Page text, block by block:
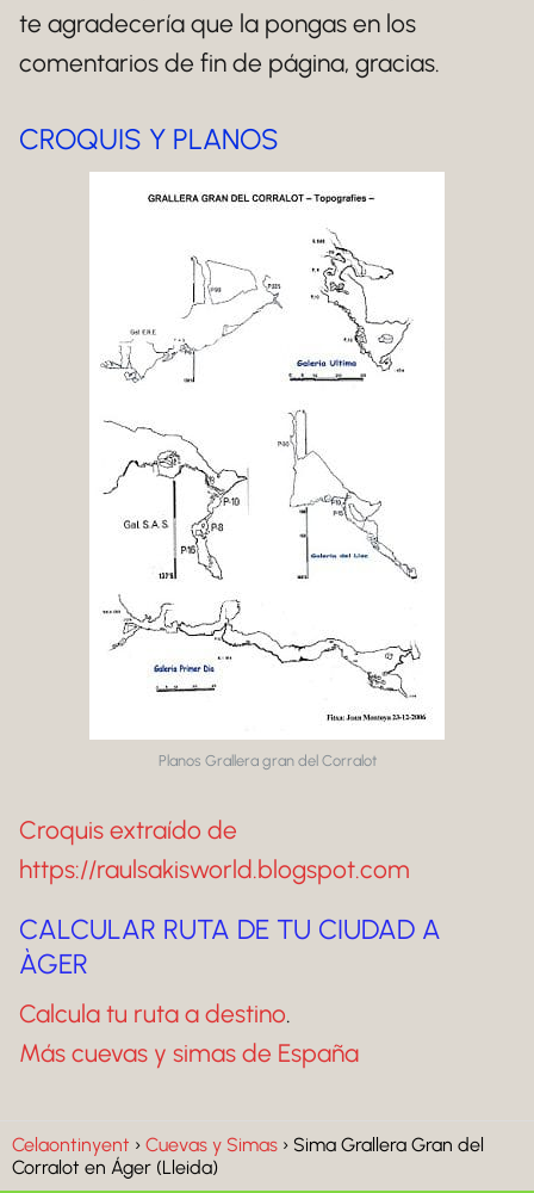
te agradecería que la pongas en los
comentarios de fin de página, gracias.
CROQUIS Y PLANOS
Planos Grallera gran del Corralot
Croquis extraído de
https://raulsakisworld.blogspot.com
CALCULAR RUTA DE TU CIUDAD A
ÀGER
Calcula tu ruta a destino.
Más cuevas y simas de España
Celaontinyent Cuevas y Simas
Sima Grallera Gran del
Corralot en Áger (Lleida)